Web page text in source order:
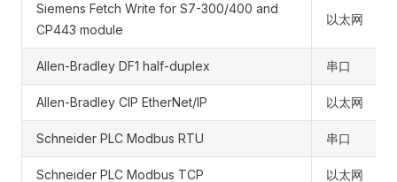
Siemens Fetch Write for S7-300/400 and
CP443 module
以太网
Allen-Bradley DF1 half-duplex 串口
Allen-Bradley CIP EtherNet/IP 以太网
Schneider PLC Modbus RTU 串口
Schneider PLC Modbus TCP 以太网